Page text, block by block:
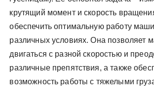
крутящий момент и скорость
обеспечить оптимальную работу
различных условиях. Она позволяет
двигаться с разной скоростью и
различные препятствия, а также
возможность работы с тяжелыми